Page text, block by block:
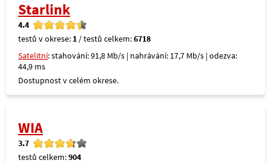
Starlink
4.4
testů v okrese: 1 / testů celkem:6718
Satelitní: stahování: 91,8 Mb/s | nahrávání: 17,7 Mb/s | odezva:
44,9 ms
Dostupnost v celém okrese.
WIA
3.7
testů celkem:904